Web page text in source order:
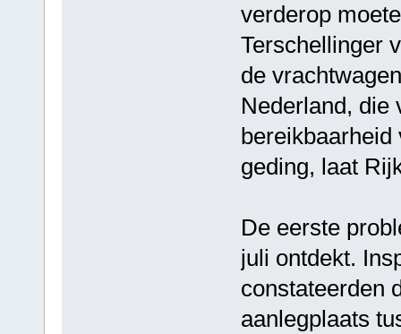
verderop
Terschellinger
de
Nederland, die
bereikbaarheid
geding, laat
De eerste
juli ontdekt.
constateerden
aanlegplaats